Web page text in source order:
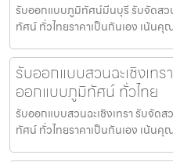
รับออกแบบภูมิทัศน์มีนบุรี รับจัดส
ทัศน์ ทั่วไทยราคาเป็นกันเอง เน้น
รับออกแบบสวนฉะเชิงเท
ออกแบบภูมิทัศน์ ทั่วไทย
รับออกแบบสวนฉะเชิงเทรา รับจั
ทัศน์ ทั่วไทยราคาเป็นกันเอง เน้น